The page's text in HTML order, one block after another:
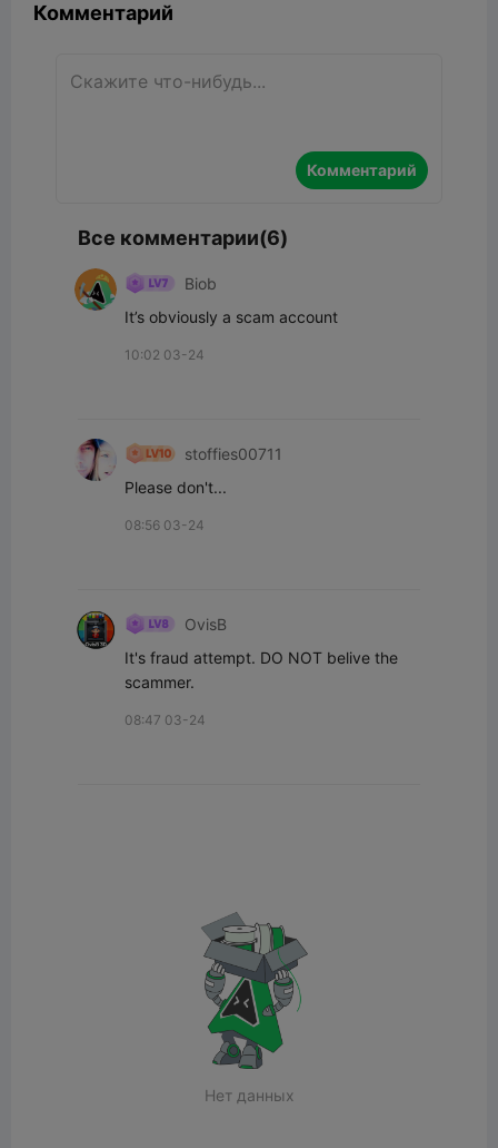
Комментарий
Комментарий
Все комментарии(6)
Biob
It’s obviously a scam account
10:02 03-24
stoffies00711
Please don't...
08:56 03-24
OvisB
It's fraud attempt. DO NOT belive the
scammer.
08:47 03-24
Нет данных